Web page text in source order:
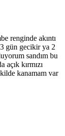
renginde akıntı
gün gecikir ya 2
sandım bu
kırmızı
kanamam var